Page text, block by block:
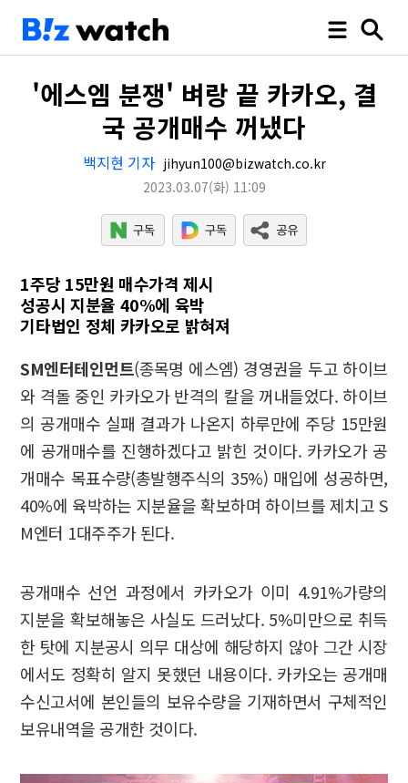
'에스엠 분쟁' 벼랑 끝 카카오, 결
국 공개매수 꺼냈다
백지현 기자 jihyun100@bizwatch.co.kr
2023.03.07(화) 11:09
1주당 15만원 매수가격 제시
성공시 지분율 40%에 육박
기타법인 정체 카카오로 밝혀져
SM엔터테인먼트(종목명 에스엠) 경영권을 두고 하이브
와 격돌 중인 카카오가 반격의 칼을 꺼내들었다. 하이브
의 공개매수 실패 결과가 나온지 하루만에 주당 15만원
에 공개매수를 진행하겠다고 밝힌 것이다. 카카오가 공
개매수 목표수량(총발행주식의 35%) 매입에 성공하면,
40%에 육박하는 지분율을 확보하며 하이브를 제치고 S
M엔터 1대주주가 된다.
공개매수 선언 과정에서 카카오가 이미 4.91%가량의
지분을 확보해놓은 사실도 드러났다. 5%미만으로 취득
한 탓에 지분공시 의무 대상에 해당하지 않아 그간 시장
에서도 정확히 알지 못했던 내용이다. 카카오는 공개매
수신고서에 본인들의 보유수량을 기재하면서 구체적인
보유내역을 공개한 것이다.